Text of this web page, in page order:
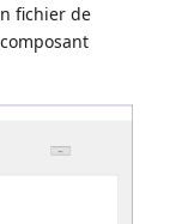
fichier de